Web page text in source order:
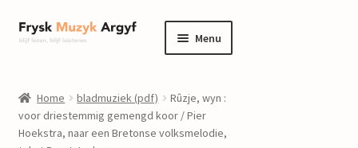
Ga
door
navigatie
Ga
naar
inhoud
Menu
informatie
Submenu
uitvouwen
Home bladmuziek (pdf)
Rûzje, wyn :
voor driestemmig gemengd koor / Pier
Hoekstra, naar een Bretonse volksmelodie,